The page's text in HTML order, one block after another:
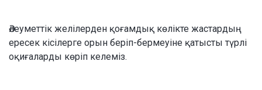
Әлеуметтік желілерден қоғамдық көлікте жастардың
ересек кісілерге орын беріп-бермеуіне қатысты түрлі
оқиғаларды көріп келеміз.